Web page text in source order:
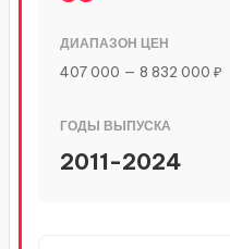
ДИАПАЗОН ЦЕН
407 000 — 8 832 000 ₽
ГОДЫ ВЫПУСКА
2011-2024